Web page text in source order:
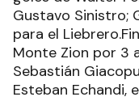
Gustavo Sinistro;
para el
Monte Zion por 3
Sebastián
Esteban Echandi,